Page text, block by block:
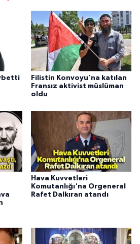
Filistin Konvoyu'na katılan
Fransız aktivist müslüman
oldu
Hava Kuvvetleri
Komutanlığı'na Orgeneral
Rafet Dalkıran atandı